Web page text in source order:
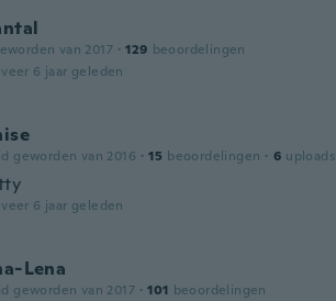
van 2017 · 129 beoordelingen
6 jaar geleden
geworden van 2016 · 15 beoordelingen · 6 uploads
6 jaar geleden
Lena
geworden van 2017 · 101 beoordelingen